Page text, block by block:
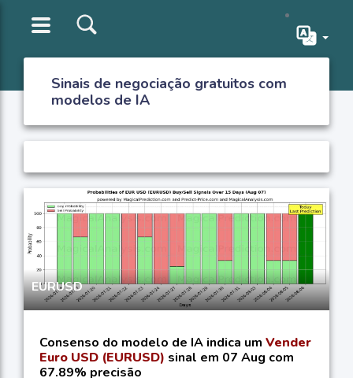
Sinais de negociação gratuitos com
modelos de IA
EURUSD
Consenso do modelo de IA indica um Vender
Euro USD (EURUSD) sinal em 07 Aug com
67.89% precisão